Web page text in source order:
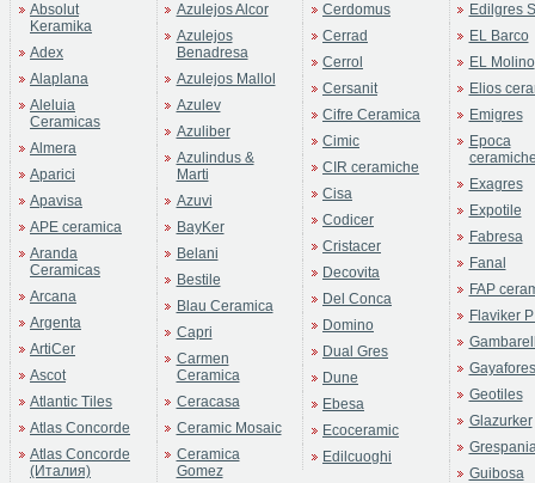
Absolut
Keramika
Adex
Alaplana
Aleluia
Ceramicas
Almera
Aparici
Apavisa
APE ceramica
Aranda
Ceramicas
Arcana
Argenta
ArtiCer
Ascot
Atlantic Tiles
Atlas Concorde
Atlas Concorde
(Италия)
Azulejos Alcor
Azulejos
Benadresa
Azulejos Mallol
Azulev
Azuliber
Azulindus &
Marti
Azuvi
BayKer
Belani
Bestile
Blau Ceramica
Capri
Carmen
Ceramica
Ceracasa
Ceramic Mosaic
Ceramica
Gomez
Cerdomus
Cerrad
Cerrol
Cersanit
Cifre Ceramica
Cimic
CIR ceramiche
Cisa
Codicer
Cristacer
Decovita
Del Conca
Domino
Dual Gres
Dune
Ebesa
Ecoceramic
Edilcuoghi
Edilgres
EL Barco
EL Molino
Elios
Emigres
Epoca
Exagres
Expotile
Fabresa
Fanal
FAP
Flaviker
Gayafores
Geotiles
Glazurker
Guibosa